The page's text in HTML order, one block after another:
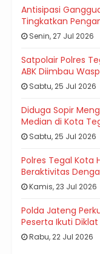
Antisipasi
Tingkatkan
Senin, 27 Jul 2026
Satpolair Polres
ABK Diimbau
Sabtu, 25 Jul 2026
Diduga Sopir
Median di Kota
Sabtu, 25 Jul 2026
Polres Tegal Kota
Beraktivitas
Kamis, 23 Jul 2026
Polda Jateng
Peserta Ikuti
Rabu, 22 Jul 2026